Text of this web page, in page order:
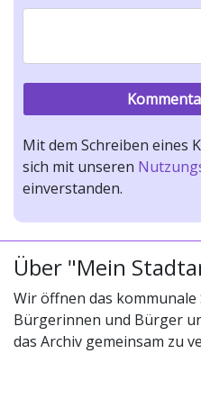
Mit dem Schreiben eines
sich mit unseren
einverstanden.
Über "Mein
Wir öffnen das
Bürgerinnen und Bürger
das Archiv gemeinsam zu